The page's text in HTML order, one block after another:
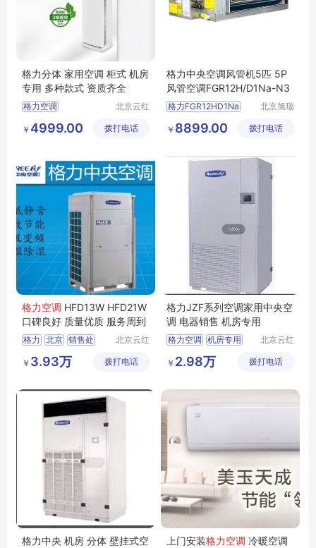
格力分体 家用空调 柜式 机房
专用 多种款式 资质齐全
格力空调
格力机房空调
北京云红
设备有限
￥ 4999.00 拨打电话
格力中央空调风管机5匹 5P
风管空调FGR12H/D1Na-N3
格力FGR12HD1Na
格力风管机中央空调
北京旭瑞
备有限公
￥ 8899.00 拨打电话
格力空调 HFD13W HFD21W
口碑良好 质量优质 服务周到
格力 北京 销售处
格力机房空调
北京云红
设备有限
￥ 3.93万 拨打电话
格力JZF系列空调家用中央空
调 电器销售 机房专用
格力空调 机房专用
格力家用空调
北京云红
设备有限
￥ 2.98万 拨打电话
格力中央 机房 分体 壁挂式空
上门安装格力空调 冷暖空调